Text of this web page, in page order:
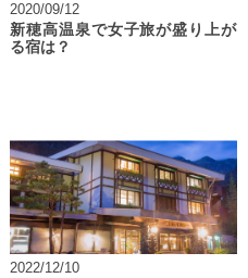
2020/09/12
新穂高温泉で女子旅が盛り上が
る宿は？
2022/12/10